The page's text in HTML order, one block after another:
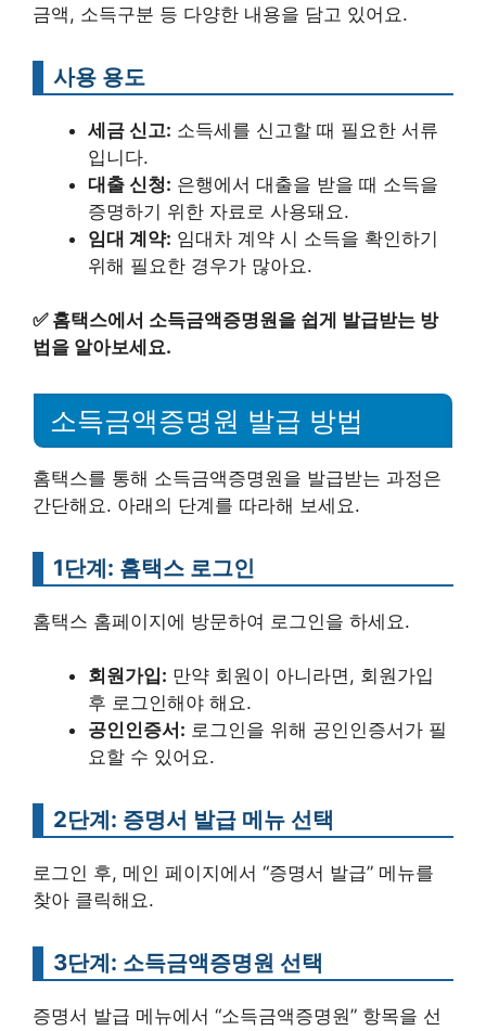
금액, 소득구분 등 다양한 내용을 담고 있어요.
사용 용도
세금 신고: 소득세를 신고할 때 필요한 서류
입니다.
대출 신청: 은행에서 대출을 받을 때 소득을
증명하기 위한 자료로 사용돼요.
임대 계약: 임대차 계약 시 소득을 확인하기
위해 필요한 경우가 많아요.
✅ 홈택스에서 소득금액증명원을 쉽게 발급받는 방
법을 알아보세요.
소득금액증명원 발급 방법
홈택스를 통해 소득금액증명원을 발급받는 과정은
간단해요. 아래의 단계를 따라해 보세요.
1단계: 홈택스 로그인
홈택스 홈페이지에 방문하여 로그인을 하세요.
회원가입: 만약 회원이 아니라면, 회원가입
후 로그인해야 해요.
공인인증서: 로그인을 위해 공인인증서가 필
요할 수 있어요.
2단계: 증명서 발급 메뉴 선택
로그인 후, 메인 페이지에서 “증명서 발급” 메뉴를
찾아 클릭해요.
3단계: 소득금액증명원 선택
증명서 발급 메뉴에서 “소득금액증명원” 항목을 선